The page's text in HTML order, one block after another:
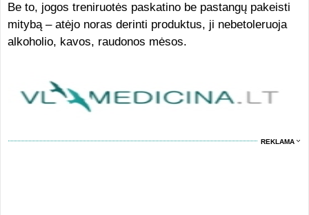
Be to, jogos treniruotės paskatino be pastangų pakeisti
mitybą – atėjo noras derinti produktus, ji nebetoleruoja
alkoholio, kavos, raudonos mėsos.
REKLAMA